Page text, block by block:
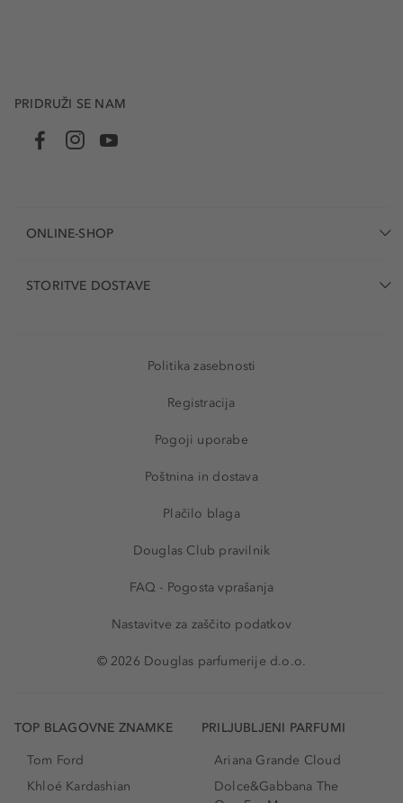
PRIDRUŽI SE NAM
ONLINE-SHOP
STORITVE DOSTAVE
Politika zasebnosti
Registracija
Pogoji uporabe
Poštnina in dostava
Plačilo blaga
Douglas Club pravilnik
FAQ - Pogosta vprašanja
Nastavitve za zaščito podatkov
© 2026 Douglas parfumerije d.o.o.
TOP BLAGOVNE ZNAMKE
Tom Ford
Khloé Kardashian
PRILJUBLJENI PARFUMI
Ariana Grande Cloud
Dolce&Gabbana The